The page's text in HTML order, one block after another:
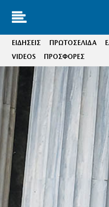
ΕΙΔΗΣΕΙΣ ΠΡΩΤΟΣΕΛΙΔΑ
VIDEOS
ΠΡΟΣΦΟΡΕΣ